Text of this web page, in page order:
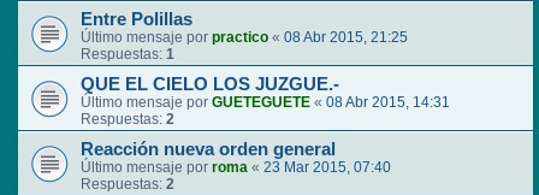
Entre Polillas
Último mensaje por practico « 08 Abr 2015, 21:25
Respuestas: 1
QUE EL CIELO LOS JUZGUE.-
Último mensaje por GUETEGUETE « 08 Abr 2015, 14:31
Respuestas: 2
Reacción nueva orden general
Último mensaje por roma « 23 Mar 2015, 07:40
Respuestas: 2